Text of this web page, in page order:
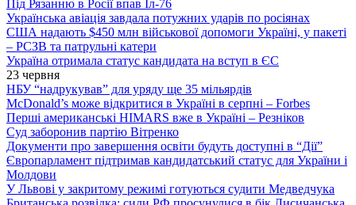
Під Рязанню в Росії впав Іл-76
Українська авіація завдала потужних ударів по росіянах
США надають $450 млн військової допомоги Україні, у пакеті
– РСЗВ та патрульні катери
Україна отримала статус кандидата на вступ в ЄС
23 червня
НБУ “надрукував” для уряду ще 35 мільярдів
McDonald’s може відкритися в Україні в серпні – Forbes
Перші американські HIMARS вже в Україні – Резніков
Суд заборонив партію Вітренко
Документи про завершення освіти будуть доступні в “Дії”
Європарламент підтримав кандидатський статус для України і
Молдови
У Львові у закритому режимі готуються судити Медведчука